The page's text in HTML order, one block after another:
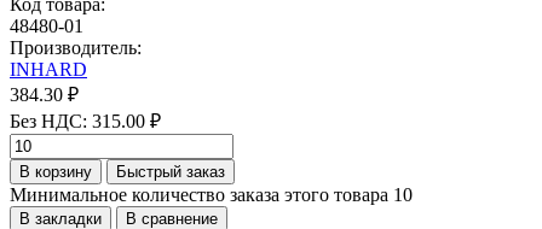
48480-01
Производитель:
INHARD
384.30 ₽
Без НДС: 315.00 ₽
В корзину Быстрый заказ
Минимальное количество заказа этого товара 10
В закладки В сравнение